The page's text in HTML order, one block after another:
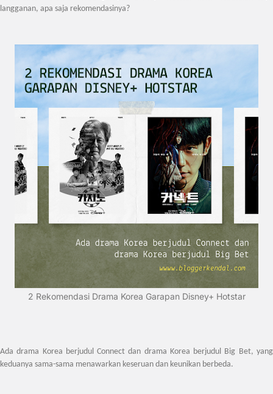
langganan, apa saja rekomendasinya?
2 Rekomendasi Drama Korea Garapan Disney+ Hotstar
Ada drama Korea berjudul Connect dan drama Korea berjudul Big Bet, yang
keduanya sama-sama menawarkan keseruan dan keunikan berbeda.